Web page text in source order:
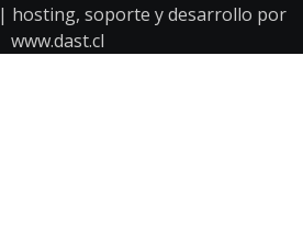
| hosting, soporte y desarrollo por
www.dast.cl